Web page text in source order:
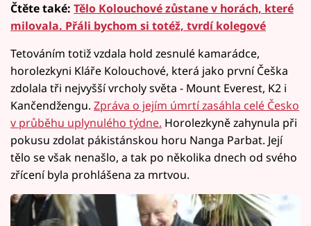
Čtěte také: Tělo Kolouchové zůstane v horách, které
milovala. Přáli bychom si totéž, tvrdí kolegové
Tetováním totiž vzdala hold zesnulé kamarádce,
horolezkyni Kláře Kolouchové, která jako první Češka
zdolala tři nejvyšší vrcholy světa - Mount Everest, K2 i
Kančendžengu. Zpráva o jejím úmrtí zasáhla celé Česko
v průběhu uplynulého týdne. Horolezkyně zahynula při
pokusu zdolat pákistánskou horu Nanga Parbat. Její
tělo se však nenašlo, a tak po několika dnech od svého
zřícení byla prohlášena za mrtvou.